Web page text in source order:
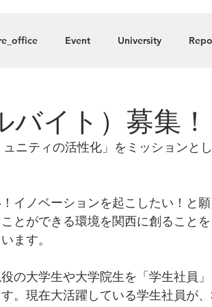
Event University
イト）募集！
ニティの活性化」をミッションと
イノベーションを起こしたい！と
とができる環境を関西に創ることを
ます。
の大学生や大学院生を「学生社員
。現在大活躍している学生社員が